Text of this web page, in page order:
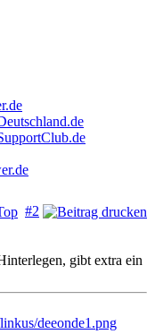
#2
gibt extra ein